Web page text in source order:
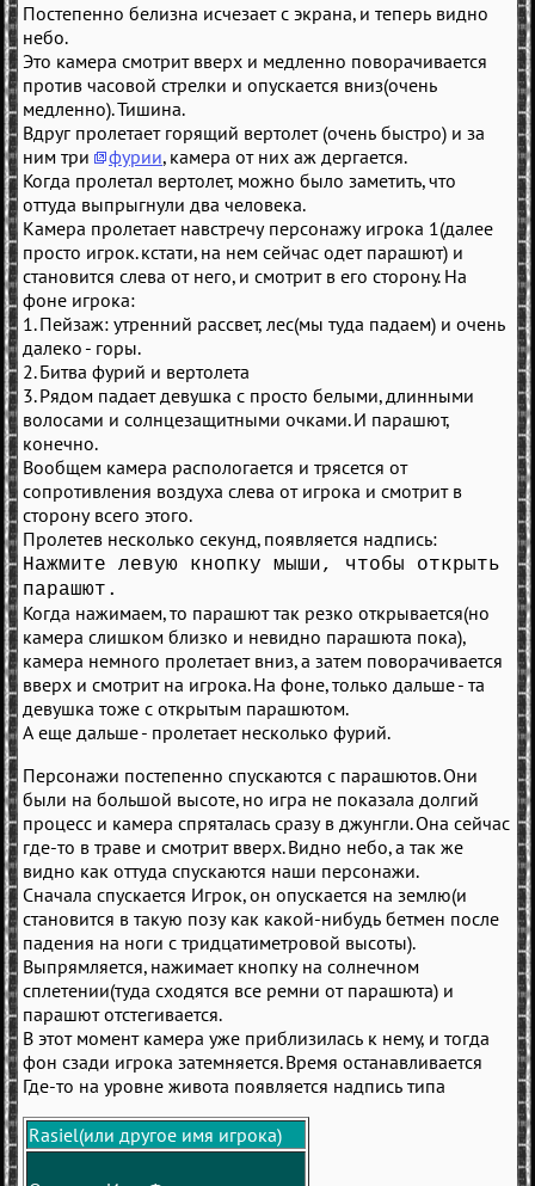
Постепенно белизна исчезает с экрана, и теперь видно
небо.
Это камера смотрит вверх и медленно поворачивается
против часовой стрелки и опускается вниз(очень
медленно). Тишина.
Вдруг пролетает горящий вертолет (очень быстро) и за
ним три
фурии, камера от них аж дергается.
Когда пролетал вертолет, можно было заметить, что
оттуда выпрыгнули два человека.
Камера пролетает навстречу персонажу игрока 1(далее
просто игрок. кстати, на нем сейчас одет парашют) и
становится слева от него, и смотрит в его сторону. На
фоне игрока:
1. Пейзаж: утренний рассвет, лес(мы туда падаем) и очень
далеко - горы.
2. Битва фурий и вертолета
3. Рядом падает девушка с просто белыми, длинными
волосами и солнцезащитными очками. И парашют,
конечно.
Вообщем камера распологается и трясется от
сопротивления воздуха слева от игрока и смотрит в
сторону всего этого.
Пролетев несколько секунд, появляется надпись:
Нажмите левую кнопку мыши, чтобы открыть
парашют.
Когда нажимаем, то парашют так резко открывается(но
камера слишком близко и невидно парашюта пока),
камера немного пролетает вниз, а затем поворачивается
вверх и смотрит на игрока. На фоне, только дальше - та
девушка тоже с открытым парашютом.
А еще дальше - пролетает несколько фурий.
Персонажи постепенно спускаются с парашютов. Они
были на большой высоте, но игра не показала долгий
процесс и камера спряталась сразу в джунгли. Она сейчас
где-то в траве и смотрит вверх. Видно небо, а так же
видно как оттуда спускаются наши персонажи.
Сначала спускается Игрок, он опускается на землю(и
становится в такую позу как какой-нибудь бетмен после
падения на ноги с тридцатиметровой высоты).
Выпрямляется, нажимает кнопку на солнечном
сплетении(туда сходятся все ремни от парашюта) и
парашют отстегивается.
В этот момент камера уже приблизилась к нему, и тогда
фон сзади игрока затемняется. Время останавливается
Где-то на уровне живота появляется надпись типа
Rasiel(или другое имя игрока)